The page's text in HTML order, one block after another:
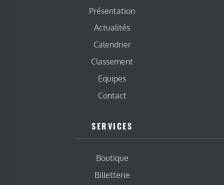
Présentation
Actualités
Calendrier
Classement
Equipes
Contact
SERVICES
Boutique
Billetterie